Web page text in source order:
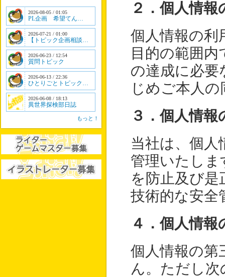
２．個人情報
個人情報の利
目的の範囲
の達成に必要
じめご本人
３．個人情報
当社は、個人
管理いたしま
を防止及び是
技術的な安全
４．個人情報
個人情報の第
ん。ただし
2026-08-05 / 01:05
PL企画 希望てん…
2026-07-21 / 01:00
【トピック企画相談…
2026-06-23 / 12:54
質問トピック
2026-06-13 / 22:36
ひとりごとトピック…
2026-06-08 / 18:13
異世界探検部日誌
もっと！